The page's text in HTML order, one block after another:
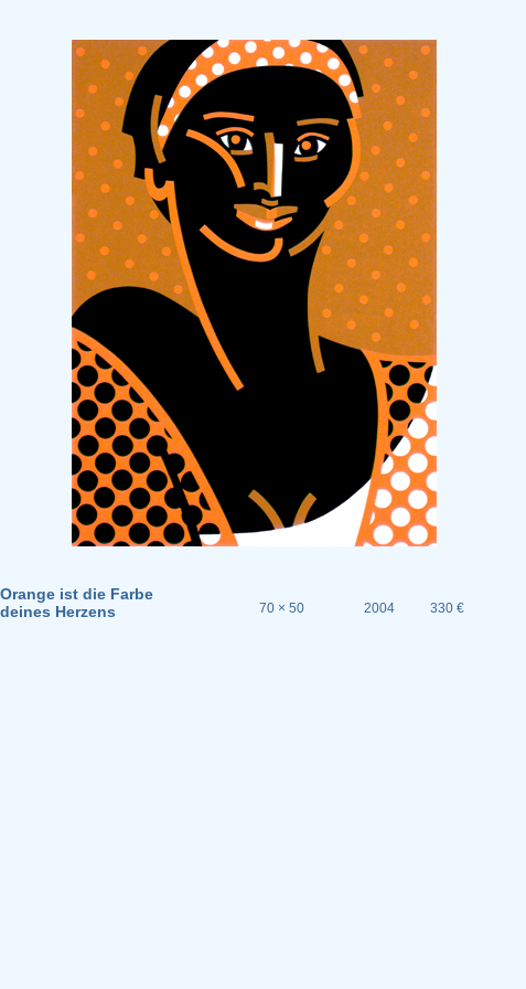
Orange ist die Farbe
deines Herzens
70 × 50 2004 330 €